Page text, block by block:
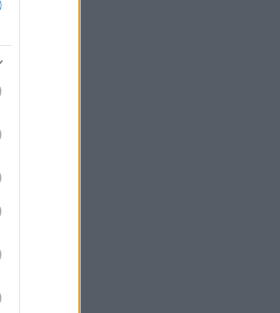
Κέρδη παρά τα στοιχεία
απασχόληση - Άνοδος 16% για
αναβάθμιση του guidance
Στεγαστικό επίδομα
εκατ. ευρώ σε 1.120
Επιπλέον 12,5 εκατ. ευρώ στις
για την ενίσχυση της
σε περιοχές του
- εμπορικού κέντρου
23.000 θέσεις εργασίας
- Σημάδια επιδείνωσης στην